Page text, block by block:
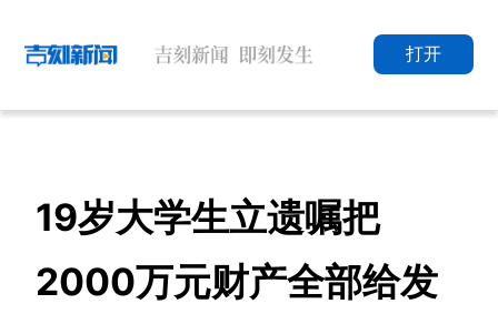
打开
19岁大学生立遗嘱把
2000万元财产全部给发